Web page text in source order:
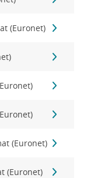
(Euronet)
(Euronet)
(Euronet)